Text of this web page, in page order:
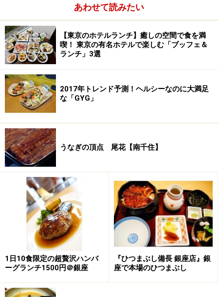
語ります。野菜ひとつにこれほどこだわるということ
は、もちろん他の食材にも同じように時間と手間をかけ
ているということ。そう、龍天門で使用される食材は、
野菜に限らず、牛肉、豚肉、海鮮、全てが陳料理長の求
めるハードルを飛び越えてきたもの達なのです。
陳料理長のお眼鏡にかなう野菜を育てているのが中台育
夫さん。中国野菜を専門に生産するこの農場の主です。
最初から両者が納得する答えを出せたわけはありませ
あわせて読みたい
【東京のホテルランチ】癒しの空間で食を満
喫！ 東京の有名ホテルで楽しむ「ブッフェ＆
ランチ」3選
2017年トレンド予測！ヘルシーなのに大満足
な「GYG」
うなぎの頂点 尾花【南千住】
1日10食限定の超贅沢ハンバ
ーグランチ1500円＠銀座
『ひつまぶし備長 銀座店』銀
座で本場のひつまぶし